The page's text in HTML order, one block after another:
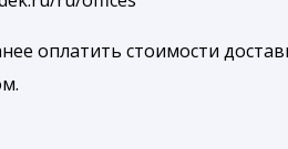
оплатить стоимости